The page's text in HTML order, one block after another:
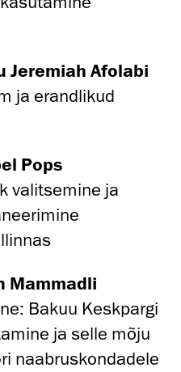
Jeremiah Afolabi
ja erandlikud
Pops
valitsemine ja
Mammadli
Bakuu Keskpargi
ja selle mõju
naabruskondadele